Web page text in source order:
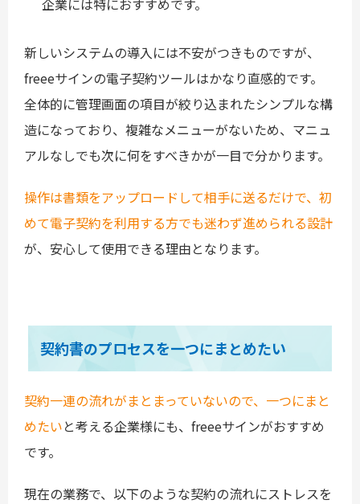
企業には特におすすめです。
新しいシステムの導入には不安がつきものですが、
freeeサインの電子契約ツールはかなり直感的です。
全体的に管理画面の項目が絞り込まれたシンプルな構
造になっており、複雑なメニューがないため、マニュ
アルなしでも次に何をすべきかが一目で分かります。
操作は書類をアップロードして相手に送るだけで、初
めて電子契約を利用する方でも迷わず進められる設計
が、安心して使用できる理由となります。
契約書のプロセスを一つにまとめたい
契約一連の流れがまとまっていないので、一つにまと
めたいと考える企業様にも、freeeサインがおすすめ
です。
現在の業務で、以下のような契約の流れにストレスを